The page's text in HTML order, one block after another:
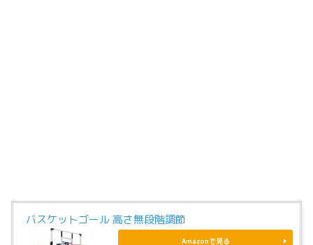
バスケットゴール 高さ無段階調節
Amazonで見る